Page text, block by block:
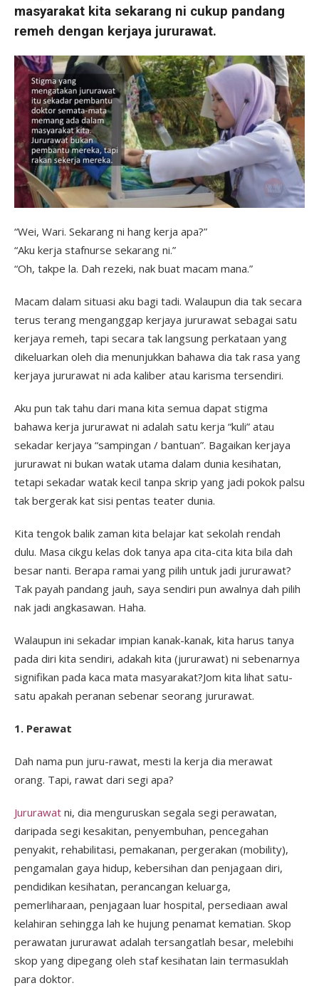
masyarakat kita sekarang ni cukup pandang
remeh dengan kerjaya jururawat.
“Wei, Wari. Sekarang ni hang kerja apa?”
“Aku kerja stafnurse sekarang ni.”
“Oh, takpe la. Dah rezeki, nak buat macam mana.”
Macam dalam situasi aku bagi tadi. Walaupun dia tak secara
terus terang menganggap kerjaya jururawat sebagai satu
kerjaya remeh, tapi secara tak langsung perkataan yang
dikeluarkan oleh dia menunjukkan bahawa dia tak rasa yang
kerjaya jururawat ni ada kaliber atau karisma tersendiri.
Aku pun tak tahu dari mana kita semua dapat stigma
bahawa kerja jururawat ni adalah satu kerja “kuli” atau
sekadar kerjaya “sampingan / bantuan”. Bagaikan kerjaya
jururawat ni bukan watak utama dalam dunia kesihatan,
tetapi sekadar watak kecil tanpa skrip yang jadi pokok palsu
tak bergerak kat sisi pentas teater dunia.
Kita tengok balik zaman kita belajar kat sekolah rendah
dulu. Masa cikgu kelas dok tanya apa cita-cita kita bila dah
besar nanti. Berapa ramai yang pilih untuk jadi jururawat?
Tak payah pandang jauh, saya sendiri pun awalnya dah pilih
nak jadi angkasawan. Haha.
Walaupun ini sekadar impian kanak-kanak, kita harus tanya
pada diri kita sendiri, adakah kita (jururawat) ni sebenarnya
signifikan pada kaca mata masyarakat?Jom kita lihat satu-
satu apakah peranan sebenar seorang jururawat.
1. Perawat
Dah nama pun juru-rawat, mesti la kerja dia merawat
orang. Tapi, rawat dari segi apa?
Jururawat ni, dia menguruskan segala segi perawatan,
daripada segi kesakitan, penyembuhan, pencegahan
penyakit, rehabilitasi, pemakanan, pergerakan (mobility),
pengamalan gaya hidup, kebersihan dan penjagaan diri,
pendidikan kesihatan, perancangan keluarga,
pemerliharaan, penjagaan luar hospital, persediaan awal
kelahiran sehingga lah ke hujung penamat kematian. Skop
perawatan jururawat adalah tersangatlah besar, melebihi
skop yang dipegang oleh staf kesihatan lain termasuklah
para doktor.